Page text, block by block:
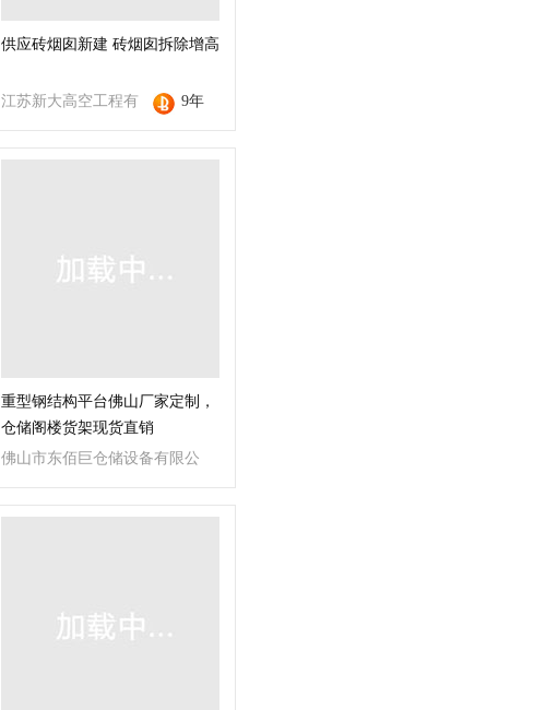
供应砖烟囱新建 砖烟囱拆除增高
江苏新大高空工程有
限公司
9年
重型钢结构平台佛山厂家定制，
仓储阁楼货架现货直销
佛山市东佰巨仓储设备有限公
司